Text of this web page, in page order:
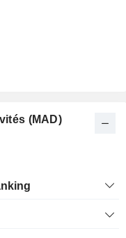
(MAD)